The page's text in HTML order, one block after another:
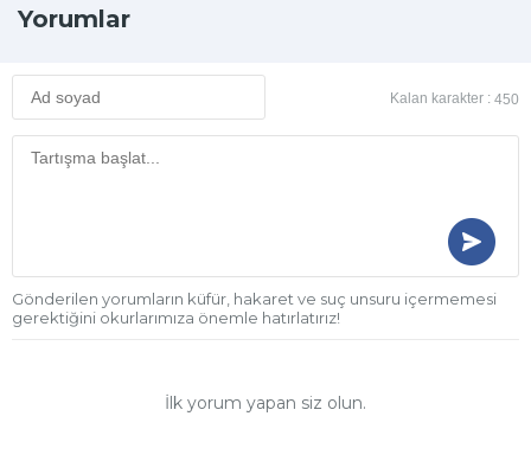
Yorumlar
Kalan karakter : 450
Gönderilen yorumların küfür, hakaret ve suç unsuru içermemesi
gerektiğini okurlarımıza önemle hatırlatırız!
İlk yorum yapan siz olun.